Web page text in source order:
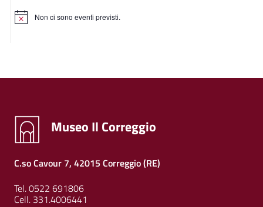
Non ci sono eventi previsti.
Museo Il Correggio
C.so Cavour 7, 42015 Correggio (RE)
Tel. 0522 691806
Cell. 331.4006441